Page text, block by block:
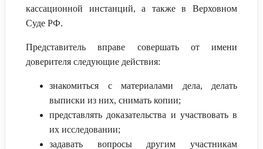
кассационной инстанций, а также в Верховном
Суде РФ.
Представитель вправе совершать от имени
доверителя следующие действия:
знакомиться с материалами дела, делать
выписки из них, снимать копии;
представлять доказательства и участвовать в
их исследовании;
задавать вопросы другим участникам